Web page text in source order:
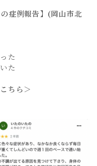
症例報告】(岡山市北
た
た
ちら＞